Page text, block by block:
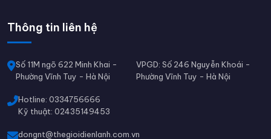
Thông tin liên hệ
Số 11M ngõ 622 Minh Khai -
Phường Vĩnh Tuy - Hà Nội
VPGD: Số 246 Nguyễn Khoái -
Phường Vĩnh Tuy - Hà Nội
Hotline: 0334756666
Kỹ thuật: 02435149453
dongnt@thegioidienlanh.com.vn